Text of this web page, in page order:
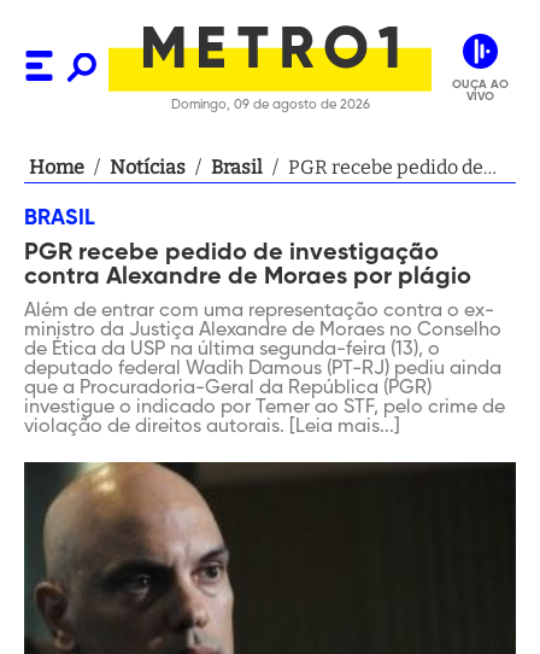
Domingo, 09 de agosto de 2026
OUÇA AO
VIVO
Home / Notícias / Brasil / PGR recebe pedido de
plágio
BRASIL
PGR recebe pedido de investigação
contra Alexandre de Moraes por plágio
Além de entrar com uma representação contra o ex-
ministro da Justiça Alexandre de Moraes no Conselho
de Ética da USP na última segunda-feira (13), o
deputado federal Wadih Damous (PT-RJ) pediu ainda
que a Procuradoria-Geral da República (PGR)
investigue o indicado por Temer ao STF, pelo crime de
violação de direitos autorais. [Leia mais...]